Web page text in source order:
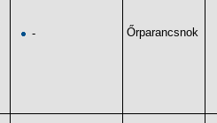
- Őrparancsnok